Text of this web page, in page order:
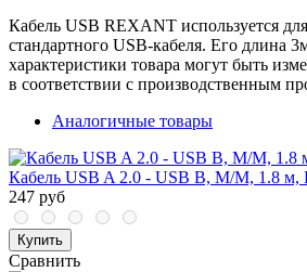
Кабель USB REXANT используется
стандартного USB-кабеля. Его длина
характеристики товара могут быть
в соответствии с производственным
Аналогичные товары
Кабель USB A 2.0 - USB B, М/М, 1.8 м,
247 руб
Купить
Сравнить